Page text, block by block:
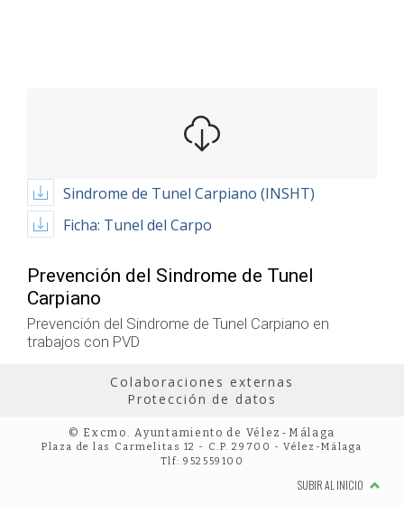
Sindrome de Tunel Carpiano (INSHT)
Ficha: Tunel del Carpo
Prevención del Sindrome de Tunel
Carpiano
Prevención del Sindrome de Tunel Carpiano en
trabajos con PVD
Colaboraciones externas
Protección de datos
© Excmo. Ayuntamiento de Vélez-Málaga
Plaza de las Carmelitas 12 - C.P. 29700 - Vélez-Málaga
Tlf: 952559100
SUBIR AL INICIO